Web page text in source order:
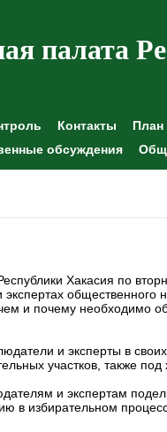
палата
Контакты План
обсуждения
Хакасия по
общественного
и почему необходимо
и эксперты в
участков, также под
и экспертам
в избирательном